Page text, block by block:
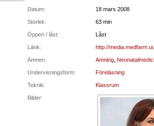
Datum: 18 mars 2008
Storlek: 63 min
Öppen / låst: Låst
Länk: http://
Ämnen: Amning,
Undervisningsform: Föreläsning
Teknik: Klassrum
Bilder: